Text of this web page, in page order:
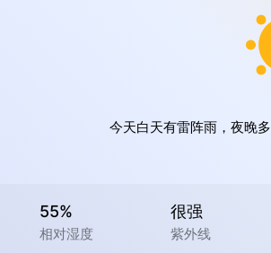
今天白天有雷阵雨，夜晚
55%
相对湿度
很强
紫外线